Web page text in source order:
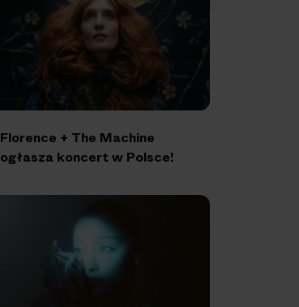
Florence + The Machine
ogłasza koncert w Polsce!